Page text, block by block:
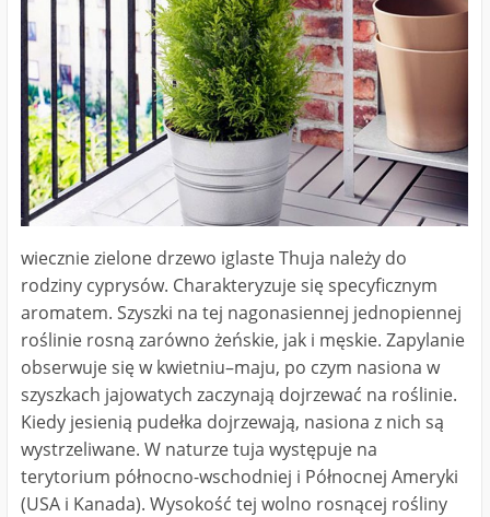
wiecznie zielone drzewo iglaste Thuja należy do
rodziny cyprysów. Charakteryzuje się specyficznym
aromatem. Szyszki na tej nagonasiennej jednopiennej
roślinie rosną zarówno żeńskie, jak i męskie. Zapylanie
obserwuje się w kwietniu–maju, po czym nasiona w
szyszkach jajowatych zaczynają dojrzewać na roślinie.
Kiedy jesienią pudełka dojrzewają, nasiona z nich są
wystrzeliwane. W naturze tuja występuje na
terytorium północno-wschodniej i Północnej Ameryki
(USA i Kanada). Wysokość tej wolno rosnącej rośliny